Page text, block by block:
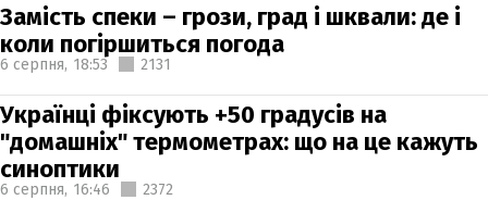
Замість спеки – грози, град і шквали: де і
коли погіршиться погода
6 серпня, 18:53 2131
Українці фіксують +50 градусів на
"домашніх" термометрах: що на це кажуть
синоптики
6 серпня, 16:46 2372